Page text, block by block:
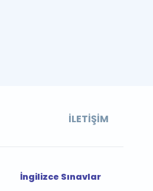
İLETIŞIM
İngilizce Sınavlar